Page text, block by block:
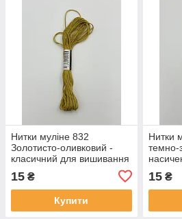
Нитки муліне 832
Золотисто-оливковий -
класичний для вишивання
15 ₴
Купити
Нитки
темно-
15₴